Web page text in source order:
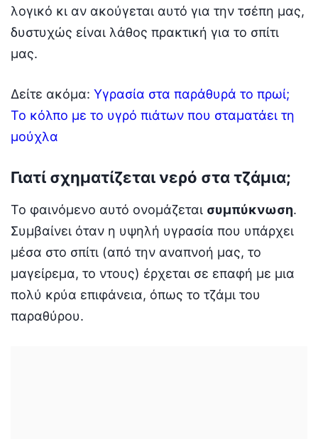
λογικό κι αν ακούγεται αυτό για την τσέπη μας,
δυστυχώς είναι λάθος πρακτική για το σπίτι
μας.
Δείτε ακόμα: Υγρασία στα παράθυρά το πρωί;
Το κόλπο με το υγρό πιάτων που σταματάει τη
μούχλα
Γιατί σχηματίζεται νερό στα τζάμια;
Το φαινόμενο αυτό ονομάζεται συμπύκνωση.
Συμβαίνει όταν η υψηλή υγρασία που υπάρχει
μέσα στο σπίτι (από την αναπνοή μας, το
μαγείρεμα, το ντους) έρχεται σε επαφή με μια
πολύ κρύα επιφάνεια, όπως το τζάμι του
παραθύρου.